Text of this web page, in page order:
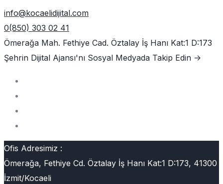
info@kocaelidijital.com
0(850) 303 02 41
Ömerağa Mah. Fethiye Cad. Öztalay İş Hanı Kat:1 D:173
Şehrin Dijital Ajansı'nı Sosyal Medyada Takip Edin ->
Ofis Adresimiz :
Ömerağa, Fethiye Cd. Öztalay İş Hanı Kat:1 D:173, 41300
İzmit/Kocaeli